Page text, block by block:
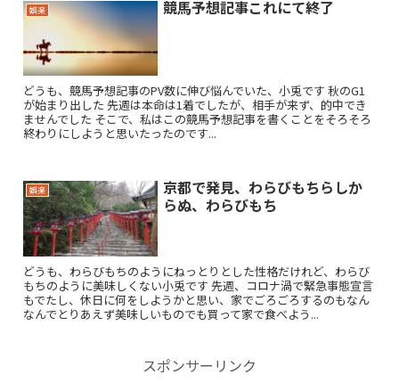
娯楽 競馬予想記事これにて終了
どうも、競馬予想記事のPV数に伸び悩んでいた、小兎です 秋のG1
が始まり出した 先週は本命は1着でしたが、相手が来ず、的中でき
ませんでした そこで、私はこの競馬予想記事を書くことをそろそろ
終わりにしようと思いたったのです...
娯楽
京都で発見、わらびもちらしか
らぬ、わらびもち
どうも、わらびもちのようにねっとりとした性格だけれど、わらび
もちのように美味しくない小兎です 先週、コロナ渦で緊急事態宣言
もでたし、休日に何をしようかと思い、家でごろごろするのもなん
なんでとりあえず美味しいものでも買って家で食べよう...
スポンサーリンク